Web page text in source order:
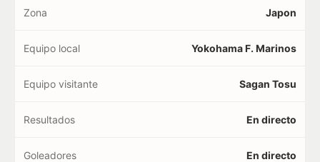
Zona Japon
Equipo local Yokohama F. Marinos
Equipo visitante Sagan Tosu
Resultados En directo
Goleadores En directo